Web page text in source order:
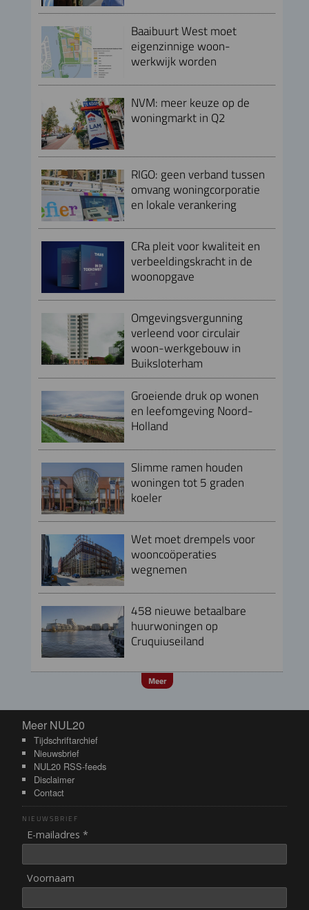
Baaibuurt West moet
eigenzinnige woon-
werkwijk worden
NVM: meer keuze op de
woningmarkt in Q2
RIGO: geen verband tussen
omvang woningcorporatie
en lokale verankering
CRa pleit voor kwaliteit en
verbeeldingskracht in de
woonopgave
Omgevingsvergunning
verleend voor circulair
woon-werkgebouw in
Buiksloterham
Groeiende druk op wonen
en leefomgeving Noord-
Holland
Slimme ramen houden
woningen tot 5 graden
koeler
Wet moet drempels voor
wooncoöperaties
wegnemen
458 nieuwe betaalbare
huurwoningen op
Cruquiuseiland
Meer
Meer NUL20
Meer NUL20
Tijdschriftarchief
Nieuwsbrief
NUL20 RSS-feeds
Disclaimer
Contact
NIEUWSBRIEF
E-mailadres *
Voornaam